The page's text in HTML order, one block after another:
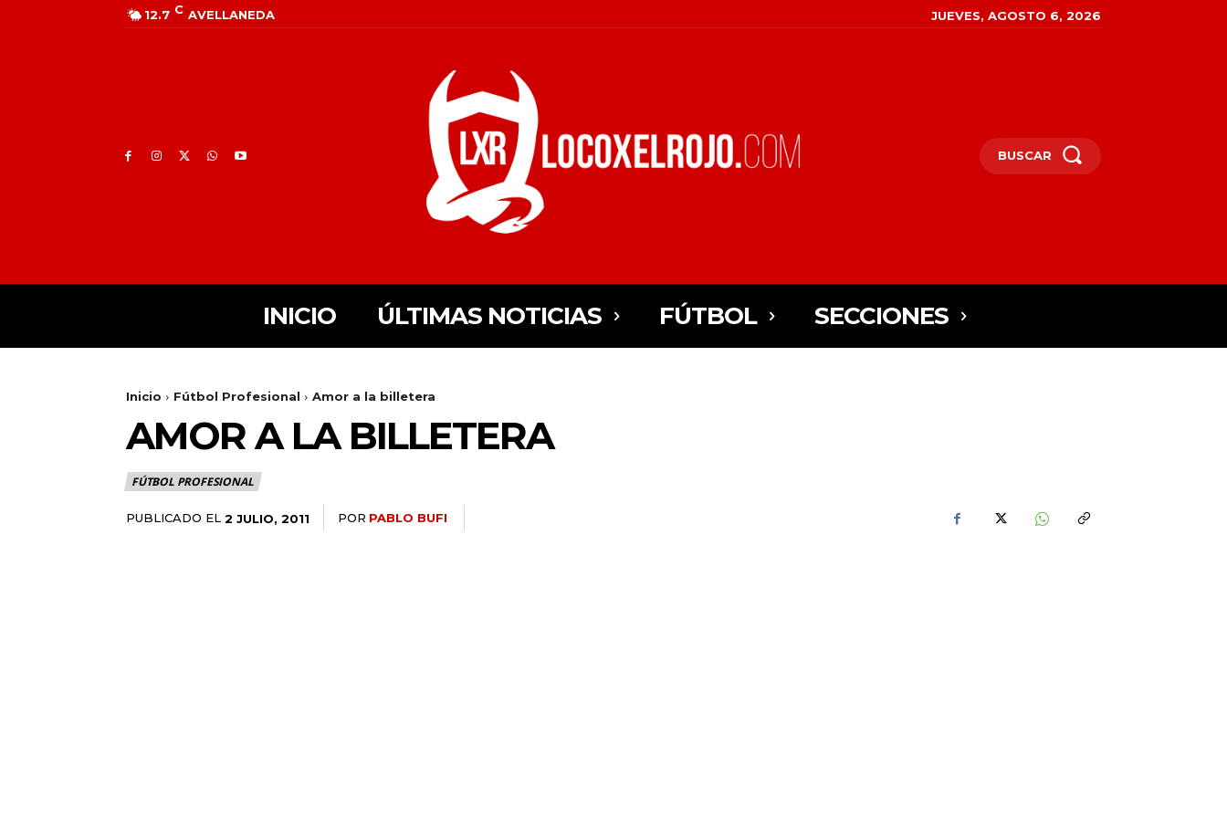
12.7 C AVELLANEDA JUEVES, AGOSTO 6, 2026
BUSCAR
INICIO ÚLTIMAS NOTICIAS FÚTBOL SECCIONES
Inicio Fútbol Profesional Amor a la billetera
AMOR A LA BILLETERA
FÚTBOL PROFESIONAL
PUBLICADO EL 2 JULIO, 2011 POR PABLO BUFI